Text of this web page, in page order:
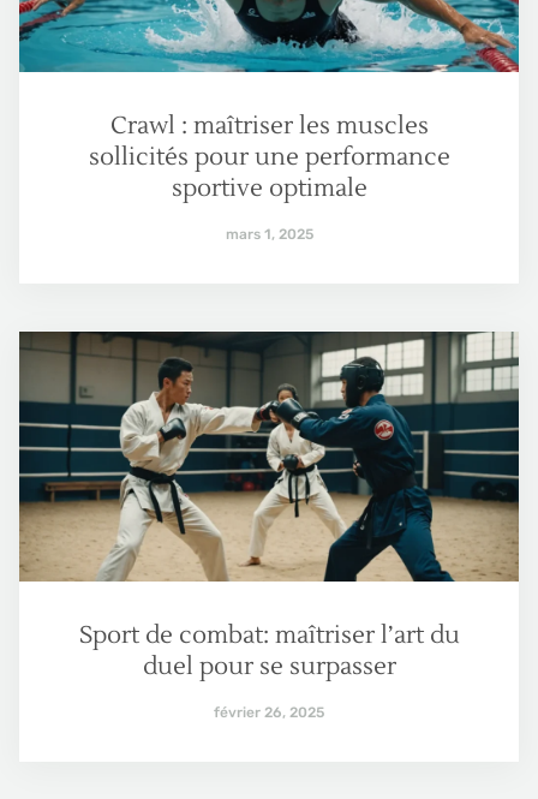
Crawl : maîtriser les muscles
sollicités pour une performance
sportive optimale
mars 1, 2025
Sport de combat: maîtriser l’art du
duel pour se surpasser
février 26, 2025